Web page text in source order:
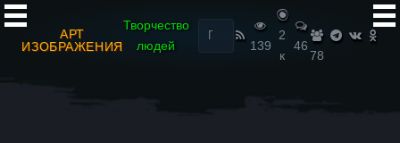
АРТ
ИЗОБРАЖЕНИЯ
Творчество
людей
Найти:
139
2
к
46
78